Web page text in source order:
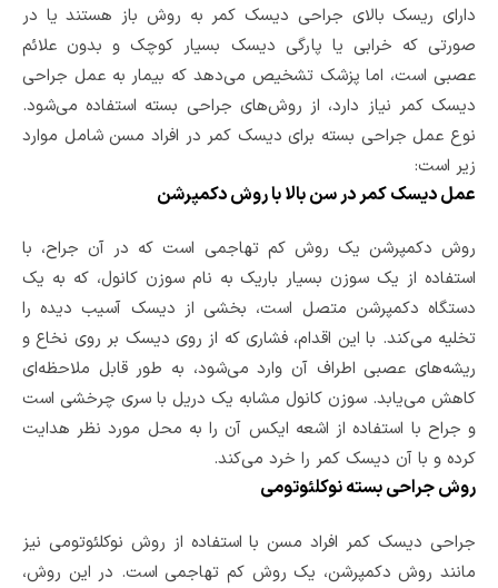
دارای ریسک بالای جراحی دیسک کمر به روش باز هستند یا در
صورتی که خرابی یا پارگی دیسک بسیار کوچک و بدون علائم
عصبی است، اما پزشک تشخیص می‌دهد که بیمار به عمل جراحی
دیسک کمر نیاز دارد، از روش‌های جراحی بسته استفاده می‌شود.
نوع عمل جراحی بسته برای دیسک کمر در افراد مسن شامل موارد
زیر است:
عمل دیسک کمر در سن بالا با روش دکمپرشن
روش دکمپرشن یک روش کم تهاجمی است که در آن جراح، با
استفاده از یک سوزن بسیار باریک به نام سوزن کانول، که به یک
دستگاه دکمپرشن متصل است، بخشی از دیسک آسیب دیده را
تخلیه می‌کند. با این اقدام، فشاری که از روی دیسک بر روی نخاع و
ریشه‌های عصبی اطراف آن وارد می‌شود، به طور قابل ملاحظه‌ای
کاهش می‌یابد. سوزن کانول مشابه یک دریل با سری چرخشی است
و جراح با استفاده از اشعه ایکس آن را به محل مورد نظر هدایت
کرده و با آن دیسک کمر را خرد می‌کند.
روش جراحی بسته نوکلئوتومی
جراحی دیسک کمر افراد مسن با استفاده از روش نوکلئوتومی نیز
مانند روش دکمپرشن، یک روش کم تهاجمی است. در این روش،